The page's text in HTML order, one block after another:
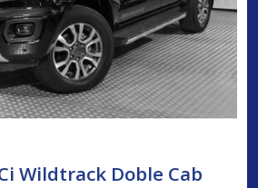
Wildtrack Doble Cab